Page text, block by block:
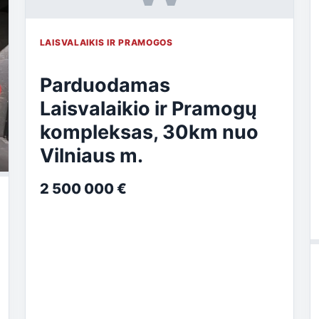
LAISVALAIKIS IR PRAMOGOS
Parduodamas
Laisvalaikio ir Pramogų
kompleksas, 30km nuo
Vilniaus m.
2 500 000 €